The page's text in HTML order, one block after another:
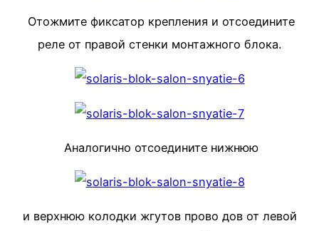
Отожмите фиксатор крепления и отсоедините
реле от правой стенки монтажного блока.
Аналогично отсоедините нижнюю
и верхнюю колодки жгутов прово­ дов от левой